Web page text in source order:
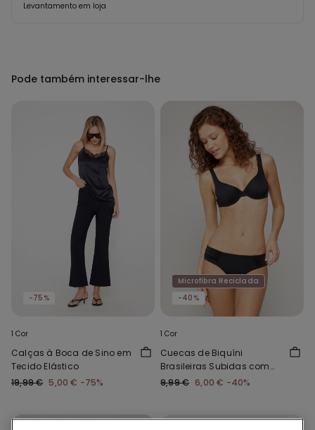
Levantamento em loja
Pode também interessar-lhe
-75%
1 Cor
Calças à Boca de Sino em
Tecido Elástico
19,99 € 5,00 € -75%
Microfibra Reciclada
-40%
1 Cor
Cuecas de Biquíni
Brasileiras Subidas com
Franzido Micro Reciclada
9,99 € 6,00 € -40%